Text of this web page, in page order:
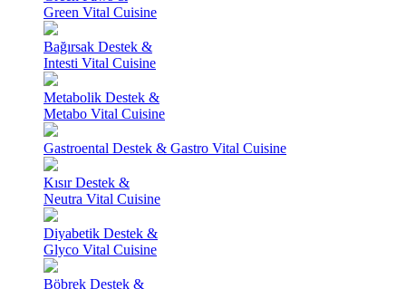
Green Vital Cuisine
Bağırsak Destek &
Intesti Vital Cuisine
Metabolik Destek &
Metabo Vital Cuisine
Gastroental Destek & Gastro Vital Cuisine
Kısır Destek &
Neutra Vital Cuisine
Diyabetik Destek &
Glyco Vital Cuisine
Böbrek Destek &